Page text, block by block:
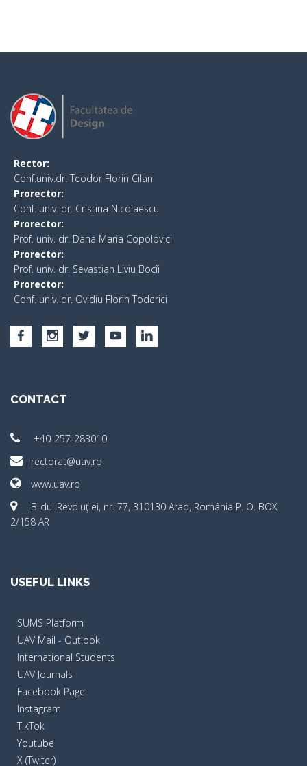
Rector:
Conf.univ.dr. Teodor Florin Cilan
Prorector:
Conf. univ. dr. Cristina Nicolaescu
Prorector:
Prof. univ. dr. Dana Maria Copolovici
Prorector:
Prof. univ. dr. Sevastian Liviu Bocîi
Prorector:
Conf. univ. dr. Ovidiu Florin Toderici
CONTACT
+40-257-283010
rectorat@uav.ro
www.uav.ro
B-dul Revoluţiei, nr. 77, 310130 Arad, România P. O. BOX
2/158 AR
USEFUL LINKS
SUMS Platform
UAV Mail - Outlook
International Students
UAV Journals
Facebook Page
Instagram
TikTok
Youtube
X (Twiter)